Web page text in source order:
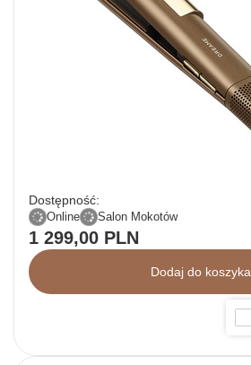
Dostępność:
Online Salon Mokotów
1 299,00 PLN
Dodaj do koszyka